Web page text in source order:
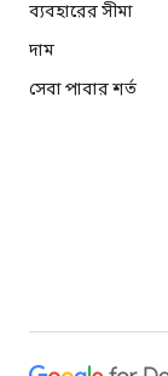
ব্যবহারের সীমা
দাম
সেবা পাবার শর্ত